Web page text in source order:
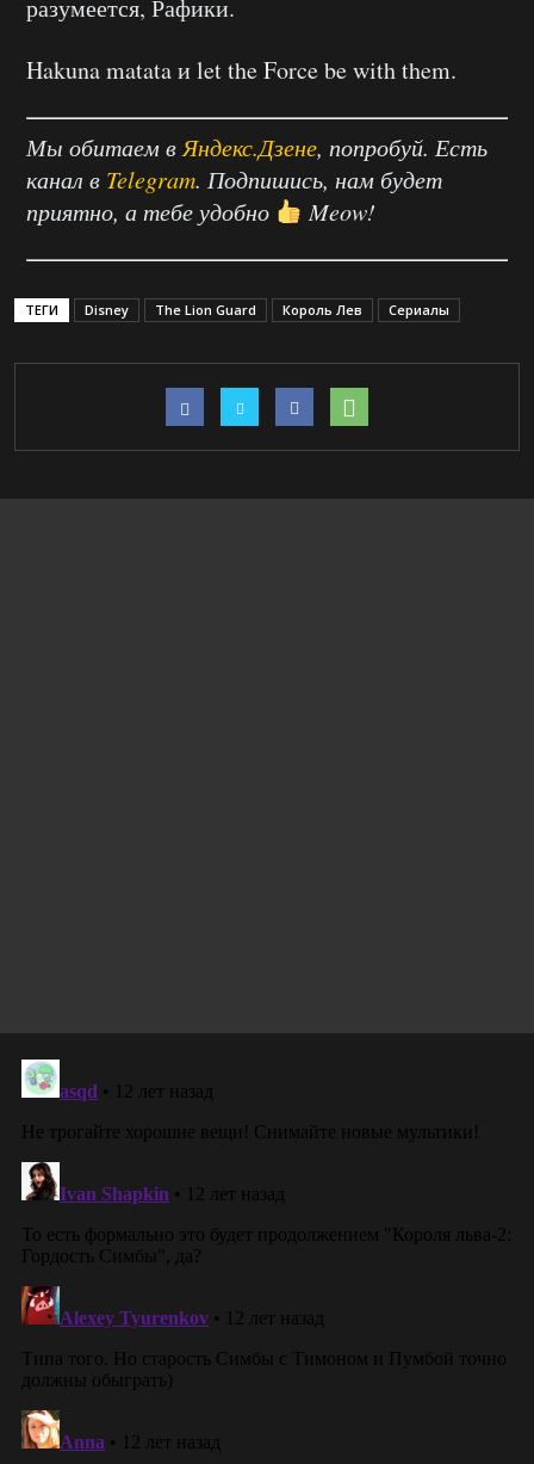
разумеется, Рафики.
Hakuna matata и let the Force be with them.
Мы обитаем вЯндекс.Дзене, попробуй. Есть
канал в Telegram. Подпишись, нам будет
приятно, а тебе удобно
Meow!
ТЕГИ Disney The Lion Guard Король Лев Сериалы